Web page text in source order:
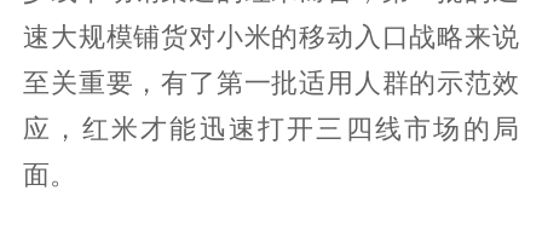
速大规模铺货对小米的移动入口战略来说
至关重要，有了第一批适用人群的示范效
应，红米才能迅速打开三四线市场的局
面。